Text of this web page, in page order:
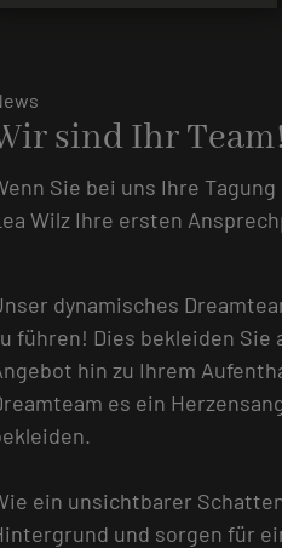
sind Ihr Team!
Sie bei uns Ihre
Wilz Ihre ersten
dynamisches
führen! Dies bekleiden
hin zu Ihrem
es ein
ein unsichtbarer
und sorgen für